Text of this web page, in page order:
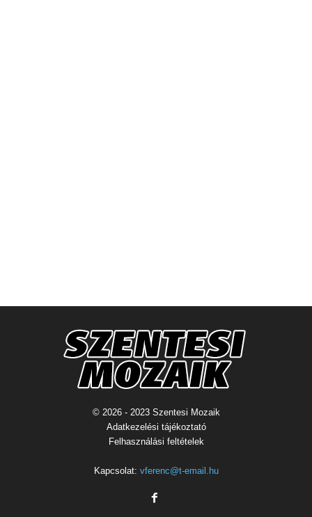
© 2026 - 2023 Szentesi Mozaik
Adatkezelési tájékoztató
Felhasználási feltételek
Kapcsolat: vferenc@t-email.hu